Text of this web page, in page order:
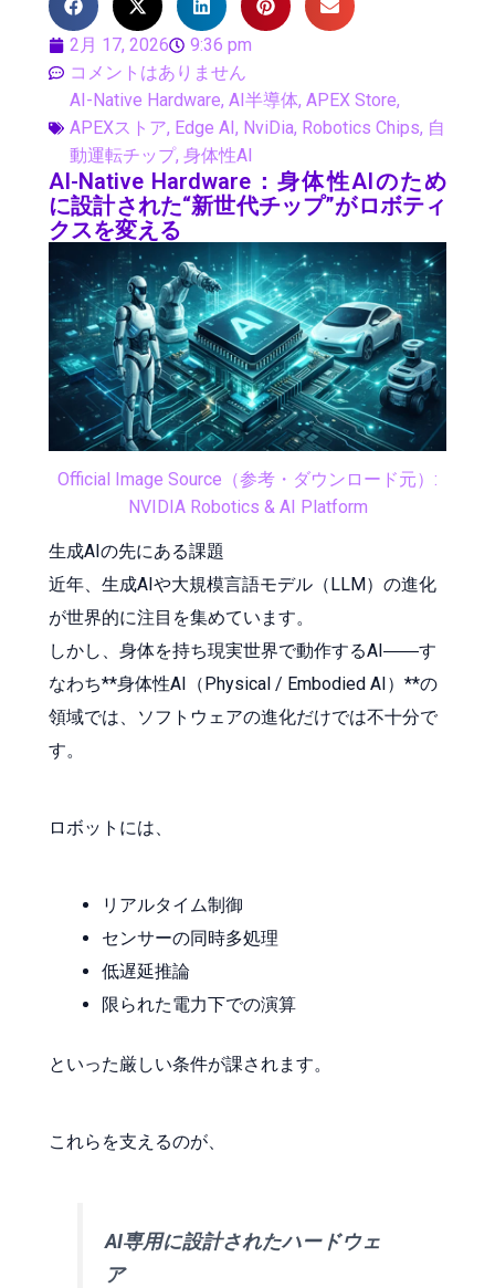
2月 17, 2026
9:36 pm
コメントはありません
AI-Native Hardware, AI半導体, APEX Store,
APEXストア, Edge AI, NviDia, Robotics Chips, 自
動運転チップ, 身体性AI
AI-Native Hardware：身体性AIのため
に設計された“新世代チップ”がロボティ
クスを変える
Official Image Source（参考・ダウンロード元）:
NVIDIA Robotics & AI Platform
生成AIの先にある課題
近年、生成AIや大規模言語モデル（LLM）の進化
が世界的に注目を集めています。
しかし、身体を持ち現実世界で動作するAI――す
なわち**身体性AI（Physical / Embodied AI）**の
領域では、ソフトウェアの進化だけでは不十分で
す。
ロボットには、
リアルタイム制御
センサーの同時多処理
低遅延推論
限られた電力下での演算
といった厳しい条件が課されます。
これらを支えるのが、
AI専用に設計されたハードウェ
ア